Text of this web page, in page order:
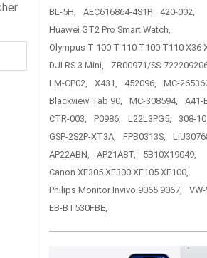
BL-5H,
AEC616864-4S1P,
420-002,
Huawei GT2 Pro Smart Watch,
Olympus T 100 T 110 T100 T110 X36
DJI RS 3 Mini,
ZR00971/SS-
LM-CP02,
X431, 452096,
MC-
Blackview Tab 90,
MC-308594, A41-
CTR-003,
P0986, L22L3PG5,
308-
GSP-2S2P-XT3A,
FPB0313S,
AP22ABN,
AP21A8T,
5B10X19049,
Canon XF305 XF300 XF105 XF100,
Philips Monitor Invivo 9065 9067,
EB-BT530FBE,